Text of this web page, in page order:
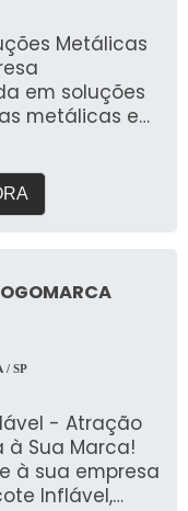
Metálicas
em soluções
metálicas e
/ SP
- Atração
à Sua Marca!
à sua empresa
Inflável,